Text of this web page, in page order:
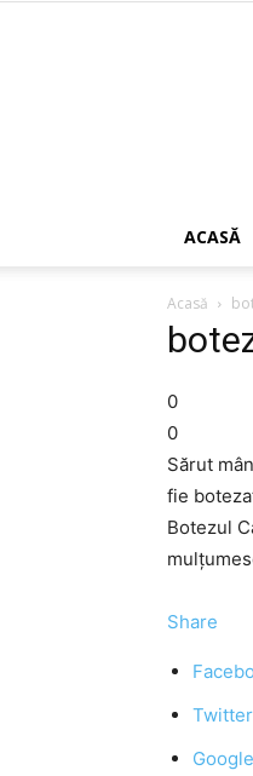
ACASĂ
Acasă
0
0
Sărut
fie
Botezul
Share
Twitter